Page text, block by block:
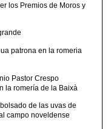
los Premios de Moros y
patrona en la romeria
Pastor Crespo
la romería de la Baixà
de las uvas de
campo noveldense